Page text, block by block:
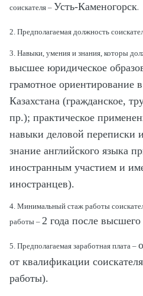
соискателя – Усть-Каменогорск.
2. Предполагаемая должность
3. Навыки, умения и знания, которы
высшее юридическое
грамотное ориентирование в
Казахстана (гражданское,
пр.); практическое
навыки деловой переписки
знание английского языка
иностранным участием и
иностранцев).
4. Минимальный стаж работы
работы – 2 года после высшего
5. Предполагаемая заработная плата –
от квалификации
работы).